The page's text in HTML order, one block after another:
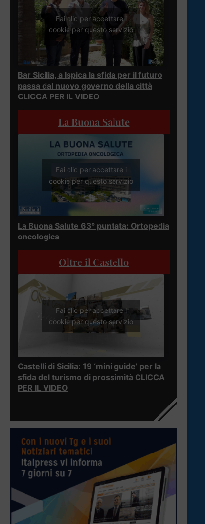
Fai clic per accettare i
cookie per questo servizio
Bar Sicilia, a Ispica la sfida per il futuro
passa dal nuovo governo della città
CLICCA PER IL VIDEO
La Buona Salute
Fai clic per accettare i
cookie per questo servizio
La Buona Salute 63° puntata: Ortopedia
oncologica
Oltre il Castello
Fai clic per accettare i
cookie per questo servizio
Castelli di Sicilia: 19 ‘mini guide’ per la
sfida del turismo di prossimità CLICCA
PER IL VIDEO